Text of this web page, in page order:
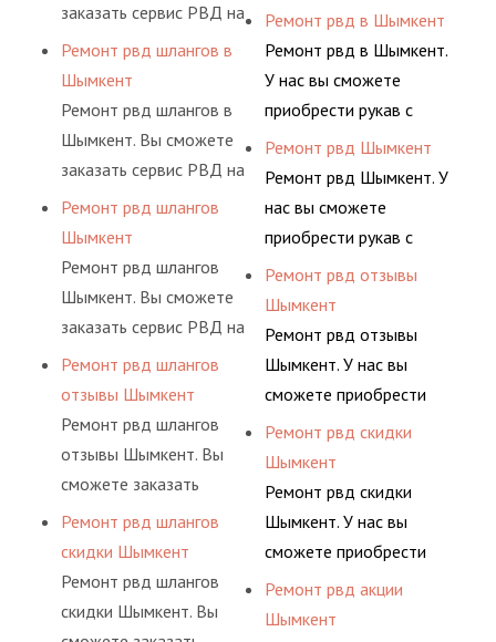
заказать сервис РВД на
разовой основе либо на
условиях
долговременного
комплексного
обслуживания
предприятия.
Ремонт рвд шлангов в
Шымкент
Ремонт рвд шлангов в
Шымкент. Вы сможете
заказать сервис РВД на
разовой основе либо на
условиях
долговременного
комплексного
обслуживания
предприятия.
Ремонт рвд шлангов
Шымкент
Ремонт рвд шлангов
Шымкент. Вы сможете
заказать сервис РВД на
разовой основе либо на
условиях
долговременного
комплексного
обслуживания
предприятия.
Ремонт рвд шлангов
отзывы Шымкент
Ремонт рвд шлангов
отзывы Шымкент. Вы
сможете заказать
сервис РВД на разовой
основе либо на
условиях
долговременного
комплексного
Ремонт рвд шлангов
скидки Шымкент
Ремонт рвд шлангов
скидки Шымкент. Вы
разными фитингами и
комплектующими,
АДЫМ Инжиниринг
предлагает ремонт
давления. Ремонт
шлангов производится
ными спецами, которые
помогут решить любую
сложную задачу.
Ремонт рвд в Шымкент
Ремонт рвд в Шымкент.
У нас вы сможете
приобрести рукав с
разными фитингами и
комплектующими,
АДЫМ Инжиниринг
предлагает ремонт
давления. Ремонт
высококвалифицирован
помогут решить любую
сложную задачу.
Ремонт рвд Шымкент
Ремонт рвд Шымкент. У
нас вы сможете
приобрести рукав с
разными фитингами и
комплектующими,
АДЫМ Инжиниринг
предлагает ремонт
шлангов высокого
шлангов производится
ными спецами, которые
сложную задачу.
Ремонт рвд отзывы
Шымкент
Ремонт рвд отзывы
Шымкент. У нас вы
сможете приобрести
рукав с разными
фитингами и
комплектующими,
АДЫМ Инжиниринг
предлагает ремонт
давления. Ремонт
Ремонт рвд скидки
Шымкент
Ремонт рвд скидки
Шымкент. У нас вы
сможете приобрести
рукав с разными
фитингами и
Ремонт рвд акции
Шымкент